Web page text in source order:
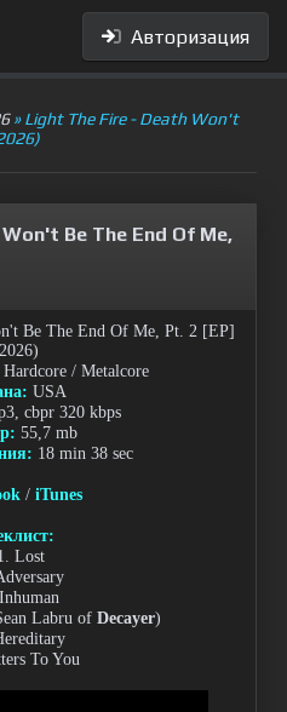
Авторизация
» Light The Fire - Death Won't
Be The End Of Me,
/ Metalcore
USA
cbpr 320 kbps
55,7 mb
18 min 38 sec
/ iTunes
Lost
Labru of Decayer)
To You